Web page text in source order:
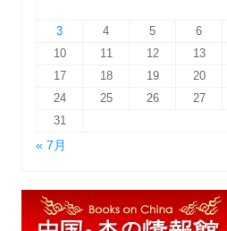
3
4 5 6
10
11 12 13
17
18 19 20
24
25 26 27
31
« 7月